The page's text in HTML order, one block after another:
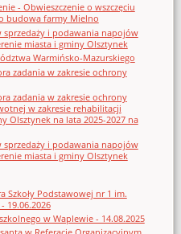
- Obwieszczenie o wszczęciu
budowa farmy Mielno
i podawania napojów
miasta i gminy Olsztynek
Warmińsko-Mazurskiego
zadania w zakresie ochrony
zadania w zakresie ochrony
w zakresie rehabilitacji
Olsztynek na lata 2025-2027 na
i podawania napojów
miasta i gminy Olsztynek
Szkoły Podstawowej nr 1 im.
19.06.2026
w Waplewie - 14.08.2025